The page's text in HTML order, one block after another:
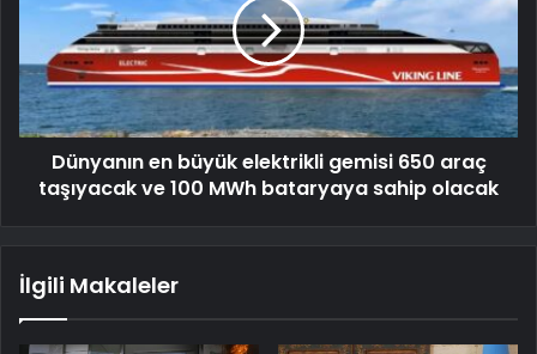
Dünyanın en büyük elektrikli gemisi 650 araç
taşıyacak ve 100 MWh bataryaya sahip olacak
İlgili Makaleler